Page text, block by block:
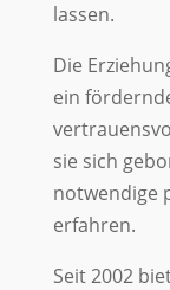
lassen.
Die
ein
sie sich
notwendige
erfahren.
Seit 2002